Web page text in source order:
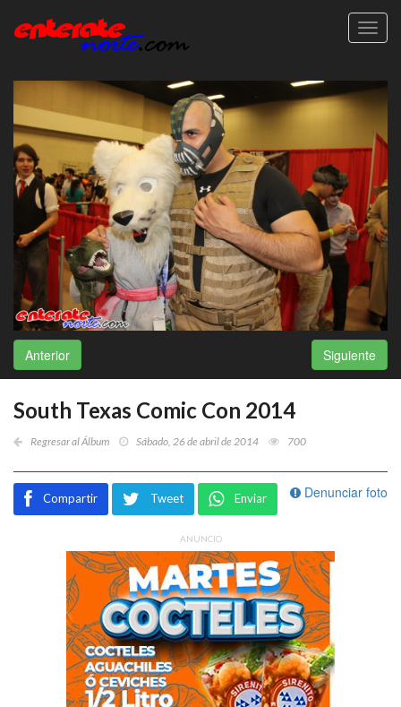
Anterior Siguiente
South Texas Comic Con 2014
Regresar al Álbum Sábado, 26 de abril de 2014 700
Denunciar foto
Compartir Tweet Enviar
ANUNCIO